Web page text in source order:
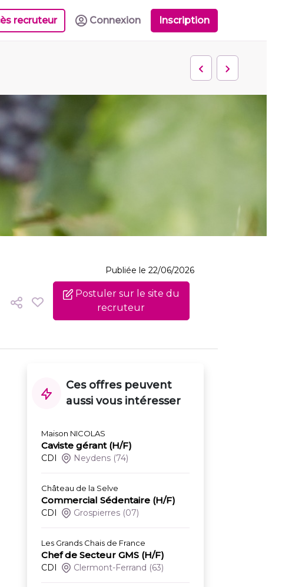
recruteur Connexion Inscription
Publiée le 22/06/2026
Postuler sur le site du
recruteur
Ces offres peuvent
aussi vous intéresser
Maison NICOLAS
Caviste gérant (H/F)
CDI Neydens (74)
Château de la Selve
Commercial Sédentaire (H/F)
CDI Grospierres (07)
Les Grands Chais de France
Chef de Secteur GMS (H/F)
CDI Clermont-Ferrand (63)